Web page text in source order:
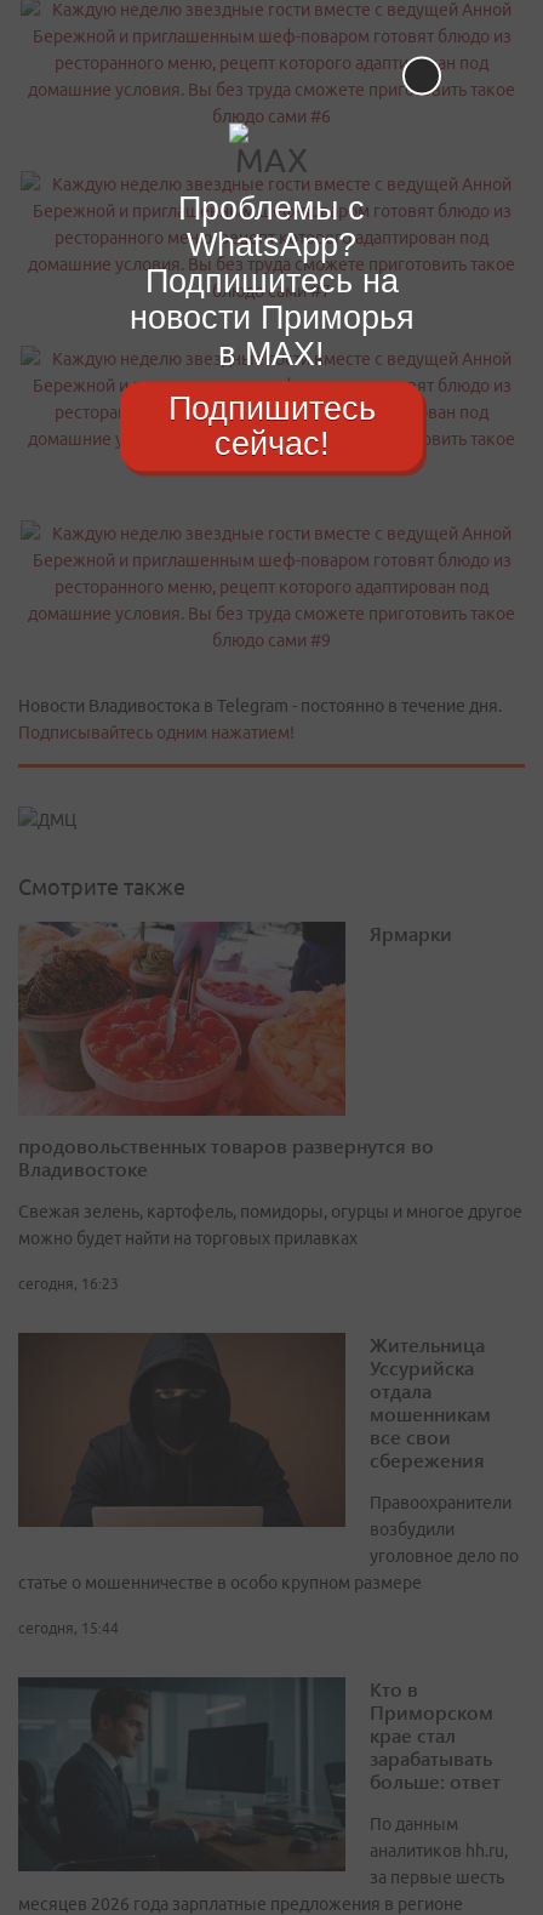
Новости Владивостока в Telegram - постоянно в течение дня.
Подписывайтесь одним нажатием!
Смотрите также
Ярмарки
продовольственных товаров развернутся во
Владивостоке
Свежая зелень, картофель, помидоры, огурцы и многое другое
можно будет найти на торговых прилавках
сегодня, 16:23
Жительница
Уссурийска
отдала
мошенникам
все свои
сбережения
Правоохранители
возбудили
уголовное дело по
статье о мошенничестве в особо крупном размере
сегодня, 15:44
Кто в
Приморском
крае стал
зарабатывать
больше: ответ
По данным
аналитиков hh.ru,
за первые шесть
месяцев 2026 года зарплатные предложения в регионе
Проблемы с
WhatsApp?
Подпишитесь на
новости Приморья
в MAX!
Подпишитесь
сейчас!